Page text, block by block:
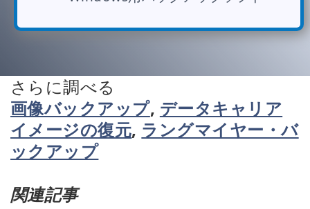
さらに調べる
画像バックアップ, データキャリア
イメージの復元, ラングマイヤー・バ
ックアップ
関連記事